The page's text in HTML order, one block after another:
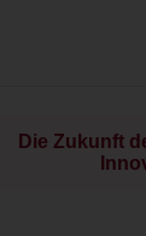
Die Zukunft